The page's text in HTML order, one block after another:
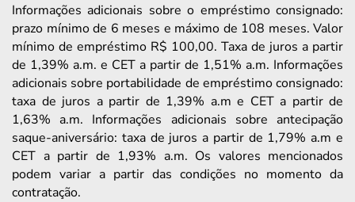
Informações adicionais sobre o empréstimo consignado:
prazo mínimo de 6 meses e máximo de 108 meses. Valor
mínimo de empréstimo R$ 100,00. Taxa de juros a partir
de 1,39% a.m. e CET a partir de 1,51% a.m. Informações
adicionais sobre portabilidade de empréstimo consignado:
taxa de juros a partir de 1,39% a.m e CET a partir de
1,63% a.m. Informações adicionais sobre antecipação
saque-aniversário: taxa de juros a partir de 1,79% a.m e
CET a partir de 1,93% a.m. Os valores mencionados
podem variar a partir das condições no momento da
contratação.